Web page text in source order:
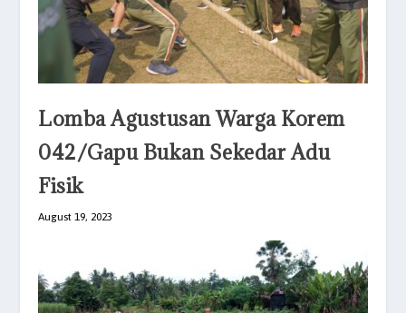
Lomba Agustusan Warga Korem
042/Gapu Bukan Sekedar Adu
Fisik
August 19, 2023